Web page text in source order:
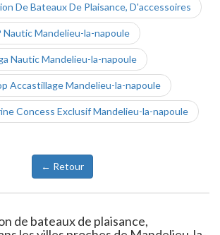
De Bateaux De Plaisance, D'accessoires
Nautic Mandelieu-la-napoule
Nautic Mandelieu-la-napoule
Accastillage Mandelieu-la-napoule
Concess Exclusif Mandelieu-la-napoule
← Retour
de bateaux de plaisance,